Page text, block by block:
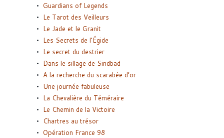
Guardians of Legends
Le Tarot des Veilleurs
Le Jade et le Granit
Les Secrets de l’Égide
Le secret du destrier
Dans le sillage de Sindbad
A la recherche du scarabée d’or
Une journée fabuleuse
La Chevalière du Téméraire
Le Chemin de la Victoire
Chartres au trésor
Opération France 98